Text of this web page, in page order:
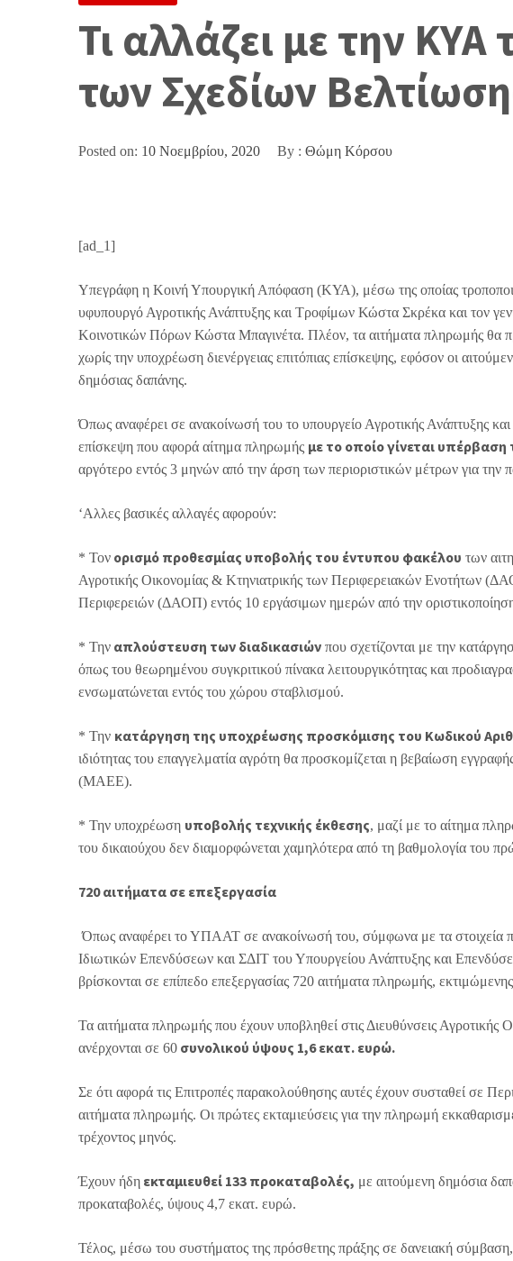
Τι αλλάζει με την
των Σχεδίων
Posted on: 10 Νοεμβρίου, 2020 By : Θώμη Κόρσου
[ad_1]
Υπεγράφη η Κοινή Υπουργική Απόφαση (ΚΥΑ), μέσω της οποίας
υφυπουργό Αγροτικής Ανάπτυξης και Τροφίμων Κώστα Σκρέκα και τον
Κοινοτικών Πόρων Κώστα Μπαγινέτα. Πλέον, τα αιτήματα πληρωμής θα
χωρίς την υποχρέωση διενέργειας επιτόπιας επίσκεψης, εφόσον οι
δημόσιας δαπάνης.
Όπως αναφέρει σε ανακοίνωσή του το υπουργείο Αγροτικής Ανάπτυξης
επίσκεψη που αφορά αίτημα πληρωμής με το οποίο γίνεται υπέρβαση
αργότερο εντός 3 μηνών από την άρση των περιοριστικών μέτρων για την
‘Αλλες βασικές αλλαγές αφορούν:
* Τον ορισμό προθεσμίας υποβολής του έντυπου φακέλου των
Αγροτικής Οικονομίας & Κτηνιατρικής των Περιφερειακών Ενοτήτων
Περιφερειών (ΔΑΟΠ) εντός 10 εργάσιμων ημερών από την οριστικοποίηση
* Την απλούστευση των διαδικασιών που σχετίζονται με την
όπως του θεωρημένου συγκριτικού πίνακα λειτουργικότητας και
ενσωματώνεται εντός του χώρου σταβλισμού.
* Την κατάργηση της υποχρέωσης προσκόμισης του Κωδικού
ιδιότητας του επαγγελματία αγρότη θα προσκομίζεται η βεβαίωση
(ΜΑΕΕ).
* Την υποχρέωση υποβολής τεχνικής έκθεσης, μαζί με το αίτημα
του δικαιούχου δεν διαμορφώνεται χαμηλότερα από τη βαθμολογία του
720 αιτήματα σε επεξεργασία
Όπως αναφέρει το ΥΠΑΑΤ σε ανακοίνωσή του, σύμφωνα με τα στοιχεία
Ιδιωτικών Επενδύσεων και ΣΔΙΤ του Υπουργείου Ανάπτυξης και
βρίσκονται σε επίπεδο επεξεργασίας 720 αιτήματα πληρωμής,
Τα αιτήματα πληρωμής που έχουν υποβληθεί στις Διευθύνσεις Αγροτικής
ανέρχονται σε 60 συνολικού ύψους 1,6 εκατ. ευρώ.
Σε ότι αφορά τις Επιτροπές παρακολούθησης αυτές έχουν συσταθεί σε
αιτήματα πληρωμής. Οι πρώτες εκταμιεύσεις για την πληρωμή
τρέχοντος μηνός.
Έχουν ήδη εκταμιευθεί 133 προκαταβολές, με αιτούμενη δημόσια
προκαταβολές, ύψους 4,7 εκατ. ευρώ.
Τέλος, μέσω του συστήματος της πρόσθετης πράξης σε δανειακή σύμβαση,